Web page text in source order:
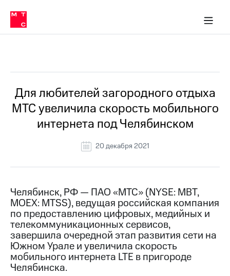
Медиа-центр
и акционерам
Устойчивое развитие
Комплаенс и деловая этика
компании
Карьера
История
компании
Правовая
информация
Пресс-
релизы
МТС
о технологиях
Достижения
Интервью
в МТС
Пресс-
релизы
МТС
о технологиях
Для любителей загородного отдыха
МТС увеличила скорость мобильного
интернета под Челябинском
20 декабря 2021
Челябинск, РФ — ПАО «МТС» (NYSE: MBT,
MOEX: MTSS), ведущая российская компания
по предоставлению цифровых, медийных и
телекоммуникационных сервисов,
завершила очередной этап развития сети на
Южном Урале и увеличила скорость
мобильного интернета LTE в пригороде
Челябинска.